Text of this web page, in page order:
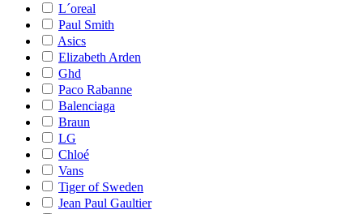
L´oreal
Paul Smith
Asics
Elizabeth Arden
Ghd
Paco Rabanne
Balenciaga
Braun
LG
Chloé
Vans
Tiger of Sweden
Jean Paul Gaultier